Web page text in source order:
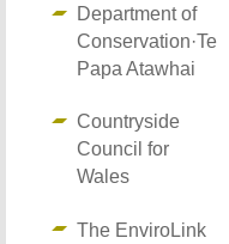
Department of
Conservation·Te
Papa Atawhai
Countryside
Council for
Wales
The EnviroLink